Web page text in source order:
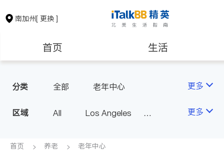
南加州[ 更换 ]
首页 生活
保险理财
银行贷款
分类 全部 老年中心 更多
区域 All
Los Angeles
Alhambra & San Gabriel
更多
首页 养老 老年中心